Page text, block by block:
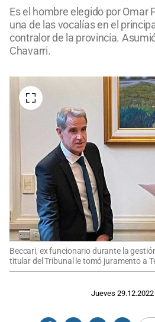
Es el hombre elegido por Omar
una de las vocalías en el
contralor de la provincia.
Chavarri.
Beccari, ex funcionario durante la
titular del Tribunal le tomó juramento a
Jueves 29.12.2022